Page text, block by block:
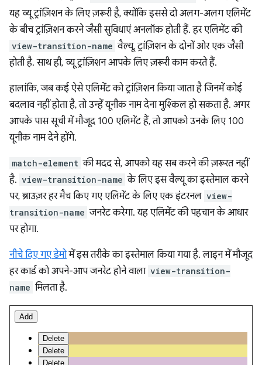
यह व्यू ट्रांज़िशन के लिए ज़रूरी है, क्योंकि इससे दो अलग-अलग एलिमेंट
के बीच ट्रांज़िशन करने जैसी सुविधाएं अनलॉक होती हैं. हर एलिमेंट की
view-transition-name वैल्यू, ट्रांज़िशन के दोनों ओर एक जैसी
होती है. साथ ही, व्यू ट्रांज़िशन आपके लिए ज़रूरी काम करते हैं.
हालांकि, जब कई ऐसे एलिमेंट को ट्रांज़िशन किया जाता है जिनमें कोई
बदलाव नहीं होता है, तो उन्हें यूनीक नाम देना मुश्किल हो सकता है. अगर
आपके पास सूची में मौजूद 100 एलिमेंट हैं, तो आपको उनके लिए 100
यूनीक नाम देने होंगे.
match-element की मदद से, आपको यह सब करने की ज़रूरत नहीं
है. view-transition-name के लिए इस वैल्यू का इस्तेमाल करने
पर, ब्राउज़र हर मैच किए गए एलिमेंट के लिए एक इंटरनल view-
transition-name जनरेट करेगा. यह एलिमेंट की पहचान के आधार
पर होगा.
नीचे दिए गए डेमोमें इस तरीके का इस्तेमाल किया गया है. लाइन में मौजूद
हर कार्ड को अपने-आप जनरेट होने वाला view-transition-
name मिलता है.